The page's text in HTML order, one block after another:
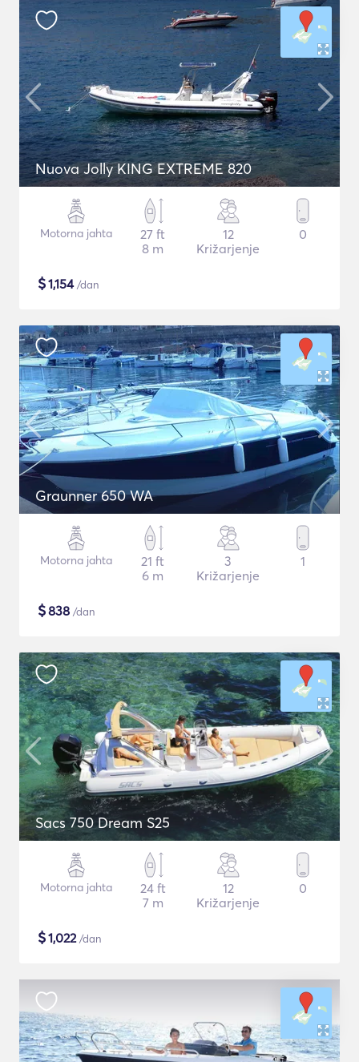
Nuova Jolly KING EXTREME 820
Motorna jahta
27 ft
8 m
12
Križarjenje
0
$1,154/dan
Graunner 650 WA
Motorna jahta
21 ft
6 m
3
Križarjenje
1
$838 /dan
Sacs 750 Dream S25
Motorna jahta
24 ft
7 m
12
Križarjenje
0
$1,022/dan